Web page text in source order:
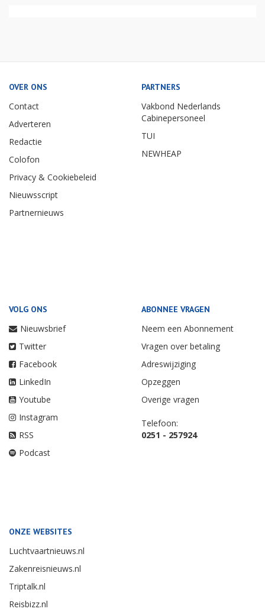
OVER ONS
Contact
Adverteren
Redactie
Colofon
Privacy & Cookiebeleid
Nieuwsscript
Partnernieuws
PARTNERS
Vakbond Nederlands
Cabinepersoneel
TUI
NEWHEAP
VOLG ONS
Nieuwsbrief
Twitter
Facebook
LinkedIn
Youtube
Instagram
RSS
Podcast
ABONNEE VRAGEN
Neem een Abonnement
Vragen over betaling
Adreswijziging
Opzeggen
Overige vragen
Telefoon:
0251 - 257924
ONZE WEBSITES
Luchtvaartnieuws.nl
Zakenreisnieuws.nl
Triptalk.nl
Reisbizz.nl